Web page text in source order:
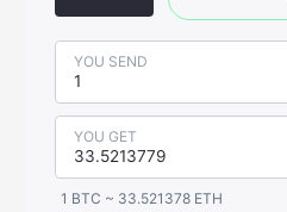
YOU SEND
YOU GET
1 BTC ~ 33.521378 ETH